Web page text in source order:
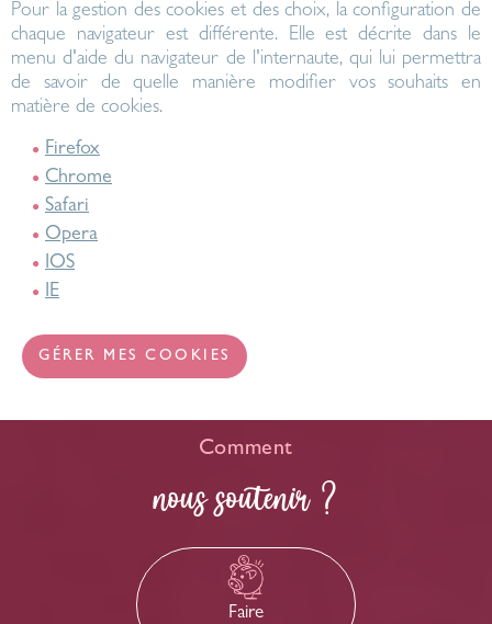
Pour la gestion des cookies et des choix, la configuration de
chaque navigateur est différente. Elle est décrite dans le
menu d'aide du navigateur de l'internaute, qui lui permettra
de savoir de quelle manière modifier vos souhaits en
matière de cookies.
Firefox
Chrome
Safari
Opera
IOS
IE
GÉRER MES COOKIES
Comment
nous soutenir ?
Faire